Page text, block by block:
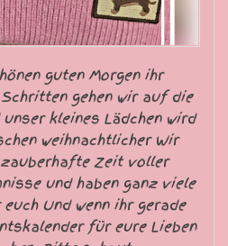
guten Morgen ihr
gehen wir auf die
kleines Lädchen wird
weihnachtlicher Wir
Zeit voller
und haben ganz viele
Und wenn ihr gerade
für eure Lieben